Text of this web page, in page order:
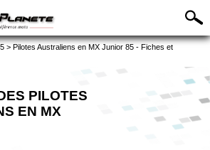
> Pilotes Australiens en MX Junior 85 - Fiches et
PILOTES
EN MX